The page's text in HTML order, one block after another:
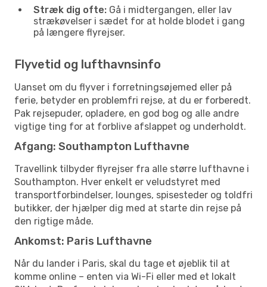
Stræk dig ofte: Gå i midtergangen, eller lav
strækøvelser i sædet for at holde blodet i gang
på længere flyrejser.
Flyvetid og lufthavnsinfo
Uanset om du flyver i forretningsøjemed eller på
ferie, betyder en problemfri rejse, at du er forberedt.
Pak rejsepuder, opladere, en god bog og alle andre
vigtige ting for at forblive afslappet og underholdt.
Afgang: Southampton Lufthavne
Travellink tilbyder flyrejser fra alle større lufthavne i
Southampton. Hver enkelt er veludstyret med
transportforbindelser, lounges, spisesteder og toldfri
butikker, der hjælper dig med at starte din rejse på
den rigtige måde.
Ankomst: Paris Lufthavne
Når du lander i Paris, skal du tage et øjeblik til at
komme online – enten via Wi-Fi eller med et lokalt